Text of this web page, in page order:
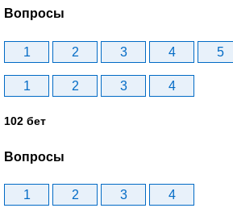
Вопросы
1 2 3 4 5
1 2 3 4
102 бет
Вопросы
1 2 3 4